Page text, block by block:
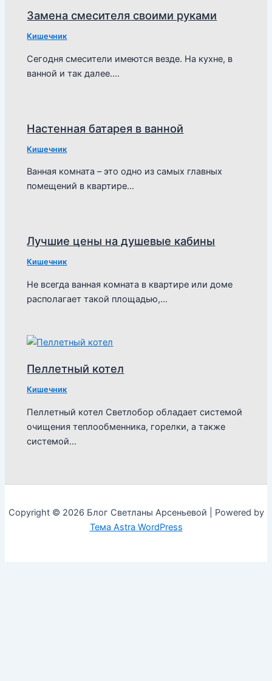
Замена смесителя своими руками
Кишечник
Сегодня смесители имеются везде. На кухне, в
ванной и так далее.…
Настенная батарея в ванной
Кишечник
Ванная комната – это одно из самых главных
помещений в квартире…
Лучшие цены на душевые кабины
Кишечник
Не всегда ванная комната в квартире или доме
располагает такой площадью,…
Пеллетный котел
Кишечник
Пеллетный котел Светлобор обладает системой
очищения теплообменника, горелки, а также
системой…
Copyright © 2026 Блог Светланы Арсеньевой | Powered by
Тема Astra WordPress